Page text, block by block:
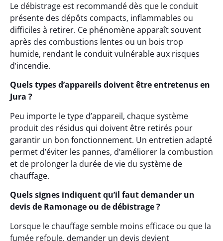
Le débistrage est recommandé dès que le conduit
présente des dépôts compacts, inflammables ou
difficiles à retirer. Ce phénomène apparaît souvent
après des combustions lentes ou un bois trop
humide, rendant le conduit vulnérable aux risques
d’incendie.
Quels types d’appareils doivent être entretenus en
Jura ?
Peu importe le type d’appareil, chaque système
produit des résidus qui doivent être retirés pour
garantir un bon fonctionnement. Un entretien adapté
permet d’éviter les pannes, d’améliorer la combustion
et de prolonger la durée de vie du système de
chauffage.
Quels signes indiquent qu’il faut demander un
devis de Ramonage ou de débistrage ?
Lorsque le chauffage semble moins efficace ou que la
fumée refoule, demander un devis devient